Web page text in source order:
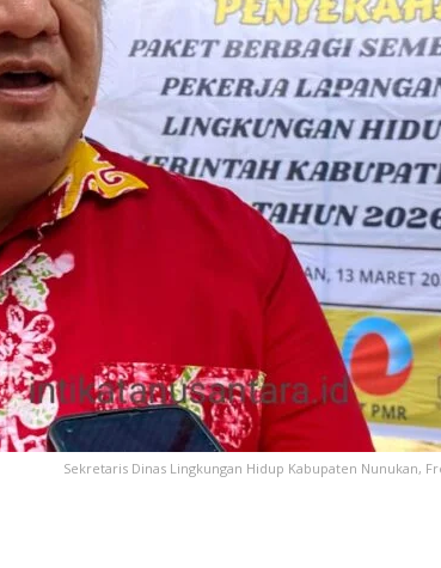
Sekretaris Dinas Lingkungan Hidup Kabupaten Nunukan,